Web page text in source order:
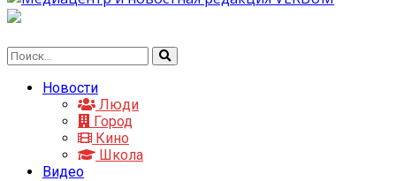
Новости
Люди
Город
Кино
Школа
Видео